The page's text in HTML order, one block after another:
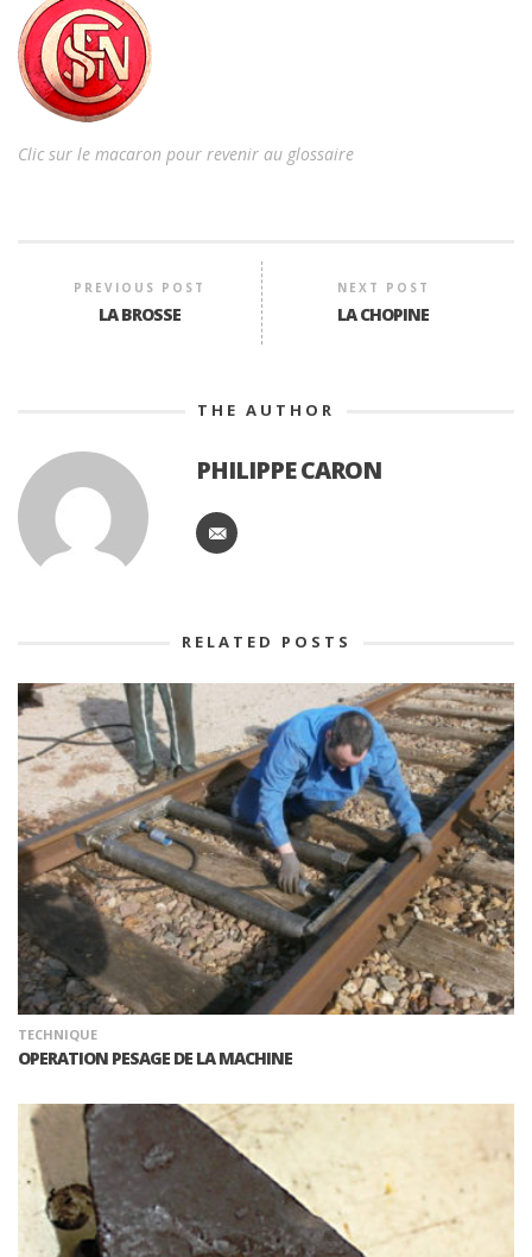
Clic sur le macaron pour revenir au glossaire
PREVIOUS POST
LA BROSSE
NEXT POST
LA CHOPINE
THE AUTHOR
PHILIPPE CARON
RELATED POSTS
TECHNIQUE
OPERATION PESAGE DE LA MACHINE